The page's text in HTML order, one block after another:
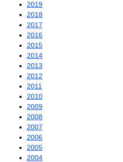
2019
2018
2017
2016
2015
2014
2013
2012
2011
2010
2009
2008
2007
2006
2005
2004